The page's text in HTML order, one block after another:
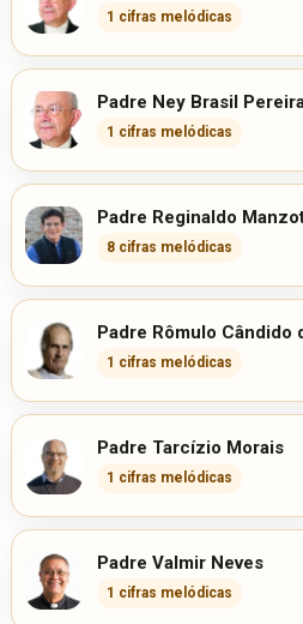
1 cifras melódicas
Padre Ney Brasil
1 cifras melódicas
Padre Reginaldo
8 cifras melódicas
Padre Rômulo Cândido
1 cifras melódicas
Padre Tarcízio Morais
1 cifras melódicas
Padre Valmir Neves
1 cifras melódicas